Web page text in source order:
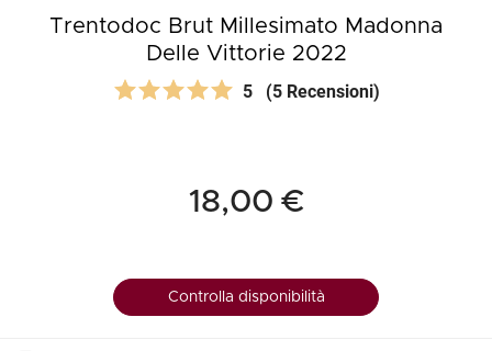
Trentodoc Brut Millesimato Madonna
Delle Vittorie 2022
5 (5 Recensioni)
18,00 €
Controlla disponibilità